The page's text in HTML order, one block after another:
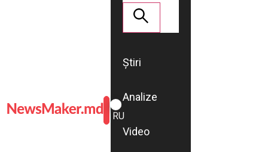
ROMÂNĂ
RU
Știri
Analize
Video